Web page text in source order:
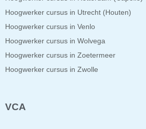
Hoogwerker cursus in Utrecht (Houten)
Hoogwerker cursus in Venlo
Hoogwerker cursus in Wolvega
Hoogwerker cursus in Zoetermeer
Hoogwerker cursus in Zwolle
VCA